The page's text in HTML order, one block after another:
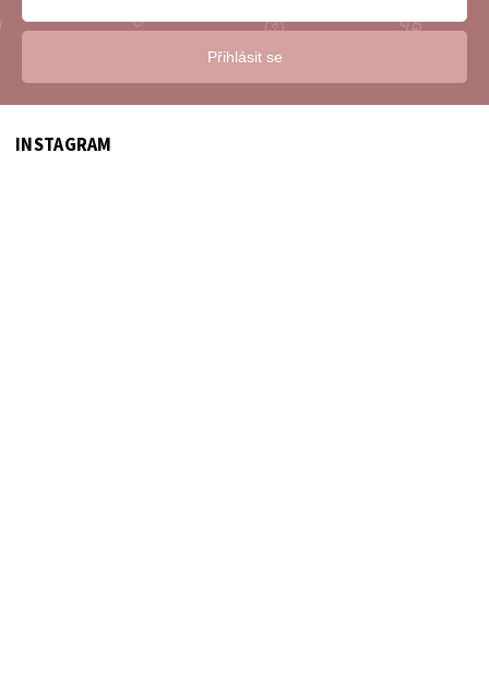
INSTAGRAM
Přihlásit se